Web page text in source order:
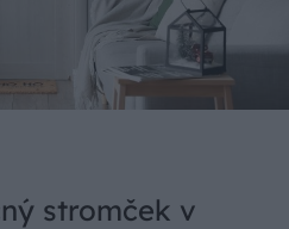
stromček v